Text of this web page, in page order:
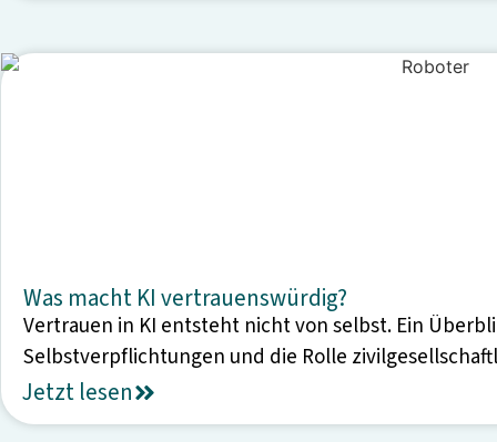
Was macht KI vertrauenswürdig?
Vertrauen in KI entsteht nicht von selbst. Ein
Selbstverpflichtungen und die Rolle
Jetzt lesen